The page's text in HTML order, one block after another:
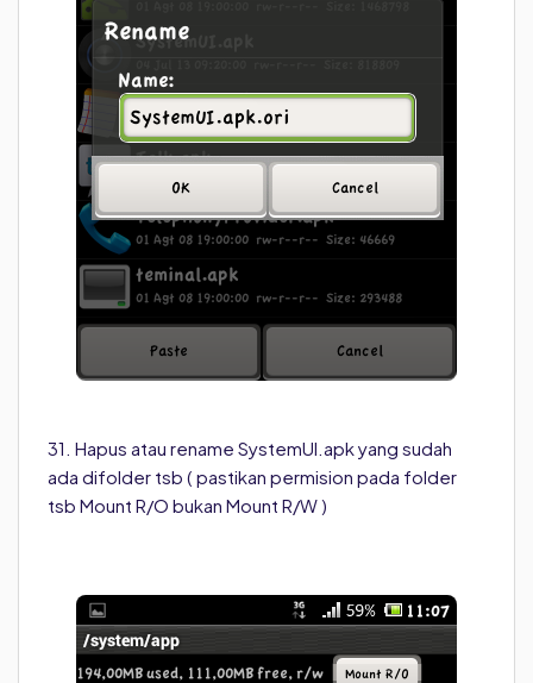
31. Hapus atau rename SystemUI.apk yang sudah
ada difolder tsb ( pastikan permision pada folder
tsb Mount R/O bukan Mount R/W )